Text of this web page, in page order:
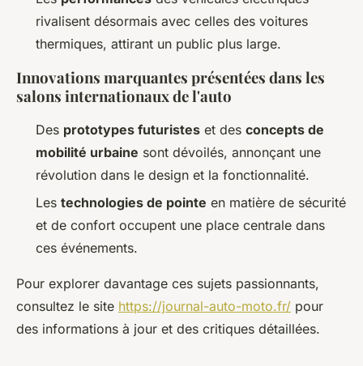
rivalisent désormais avec celles des voitures
thermiques, attirant un public plus large.
Innovations marquantes présentées dans les
salons internationaux de l'auto
Des prototypes futuristes et des concepts de
mobilité urbaine sont dévoilés, annonçant une
révolution dans le design et la fonctionnalité.
Les technologies de pointe en matière de sécurité
et de confort occupent une place centrale dans
ces événements.
Pour explorer davantage ces sujets passionnants,
consultez le site https://journal-auto-moto.fr/ pour
des informations à jour et des critiques détaillées.